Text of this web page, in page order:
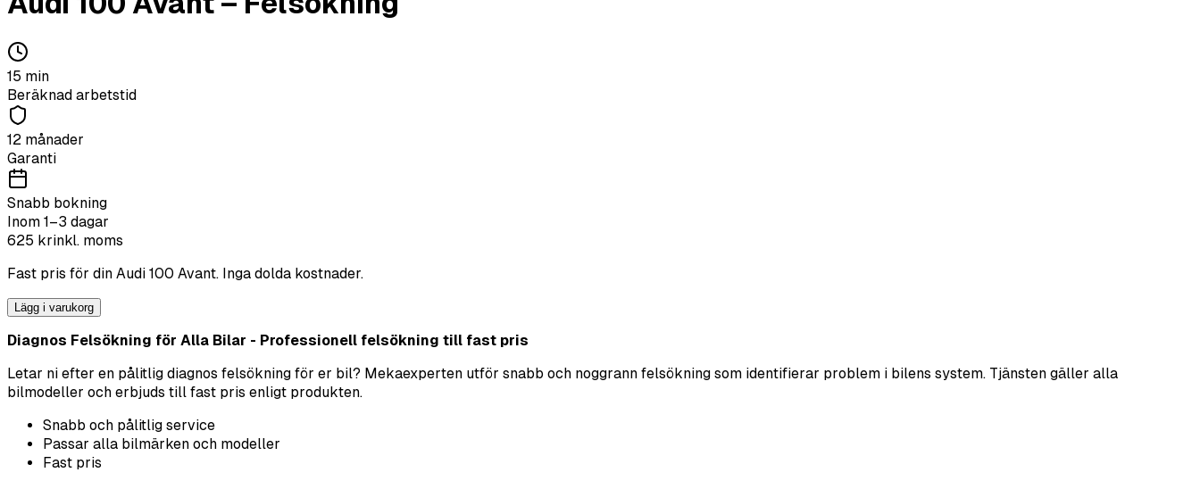
15 min
Beräknad arbetstid
12 månader
Garanti
Snabb bokning
Inom 1–3 dagar
625 krinkl. moms
Fast pris för din Audi 100 Avant. Inga dolda kostnader.
Lägg i varukorg
Diagnos Felsökning för Alla Bilar - Professionell felsökning till fast pris
Letar ni efter en pålitlig diagnos felsökning för er bil? Mekaexperten utför snabb och noggrann felsökning som identifierar problem i bilens system. Tjänsten gäller alla
bilmodeller och erbjuds till fast pris enligt produkten.
Snabb och pålitlig service
Passar alla bilmärken och modeller
Fast pris